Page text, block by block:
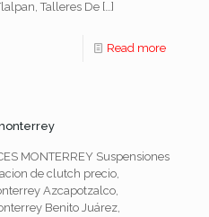
Talleres De […]
Read more
MONTERREY Suspensiones
de clutch precio,
Azcapotzalco,
Benito Juárez,